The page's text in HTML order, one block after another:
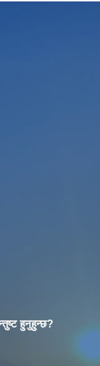
हुनुहुन्छ?